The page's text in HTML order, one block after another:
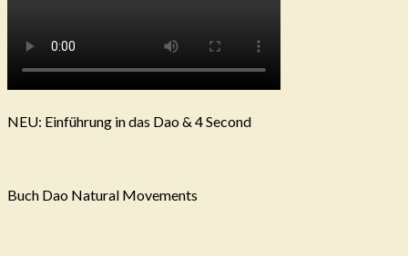
NEU: Einführung in das Dao & 4 Second
Buch Dao Natural Movements